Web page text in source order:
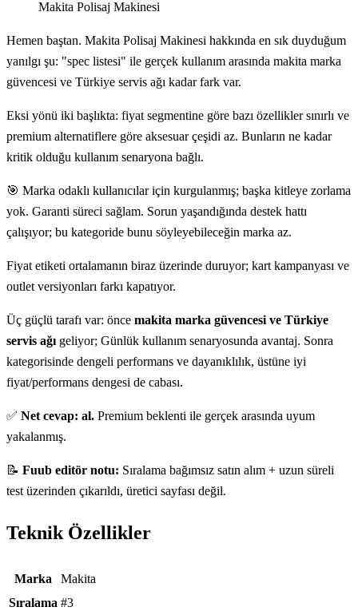
Makita Polisaj Makinesi
Hemen baştan. Makita Polisaj Makinesi hakkında en sık duyduğum
yanılgı şu: "spec listesi" ile gerçek kullanım arasında makita marka
güvencesi ve Türkiye servis ağı kadar fark var.
Eksi yönü iki başlıkta: fiyat segmentine göre bazı özellikler sınırlı ve
premium alternatiflere göre aksesuar çeşidi az. Bunların ne kadar
kritik olduğu kullanım senaryona bağlı.
🎯 Marka odaklı kullanıcılar için kurgulanmış; başka kitleye zorlama
yok. Garanti süreci sağlam. Sorun yaşandığında destek hattı
çalışıyor; bu kategoride bunu söyleyebileceğin marka az.
Fiyat etiketi ortalamanın biraz üzerinde duruyor; kart kampanyası ve
outlet versiyonları farkı kapatıyor.
Üç güçlü tarafı var: önce makita marka güvencesi ve Türkiye
servis ağıgeliyor; Günlük kullanım senaryosunda avantaj. Sonra
kategorisinde dengeli performans ve dayanıklılık, üstüne iyi
fiyat/performans dengesi de cabası.
✅ Net cevap: al. Premium beklenti ile gerçek arasında uyum
yakalanmış.
📝 Fuub editör notu: Sıralama bağımsız satın alım + uzun süreli
test üzerinden çıkarıldı, üretici sayfası değil.
Teknik Özellikler
Teknik özellikler
Marka
Makita
Sıralama #3